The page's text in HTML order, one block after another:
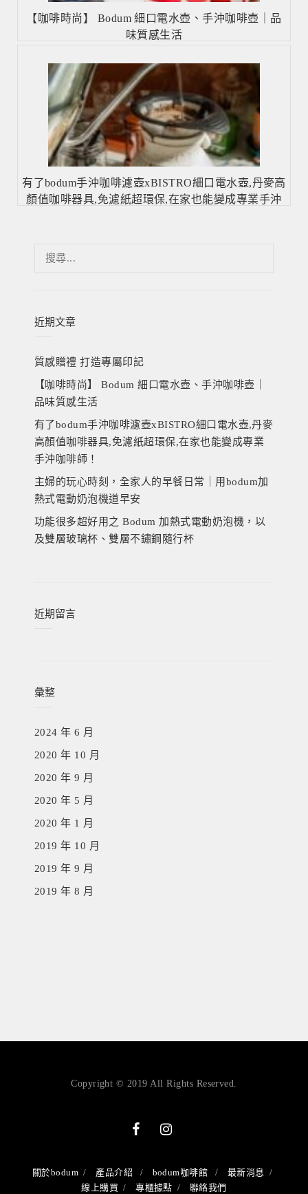
【咖啡時尚】 Bodum 細口電水壺、手沖咖啡壺｜品
味質感生活
有了bodum手沖咖啡濾壺xBISTRO細口電水壺,丹麥高
顏值咖啡器具,免濾紙超環保,在家也能變成專業手沖
字:
近期文章
質感贈禮 打造專屬印記
【咖啡時尚】 Bodum 細口電水壺、手沖咖啡壺｜
品味質感生活
有了bodum手沖咖啡濾壺xBISTRO細口電水壺,丹麥
高顏值咖啡器具,免濾紙超環保,在家也能變成專業
手沖咖啡師！
主婦的玩心時刻，全家人的早餐日常｜用bodum加
熱式電動奶泡機道早安
功能很多超好用之 Bodum 加熱式電動奶泡機，以
及雙層玻璃杯、雙層不鏽鋼隨行杯
近期留言
彙整
2024 年 6 月
2020 年 10 月
2020 年 9 月
2020 年 5 月
2020 年 1 月
2019 年 10 月
2019 年 9 月
2019 年 8 月
Copyright © 2019 All Rights Reserved.
關於bodum 產品介紹 bodum咖啡館
最新消息
線上購買
專櫃據點 聯絡我們